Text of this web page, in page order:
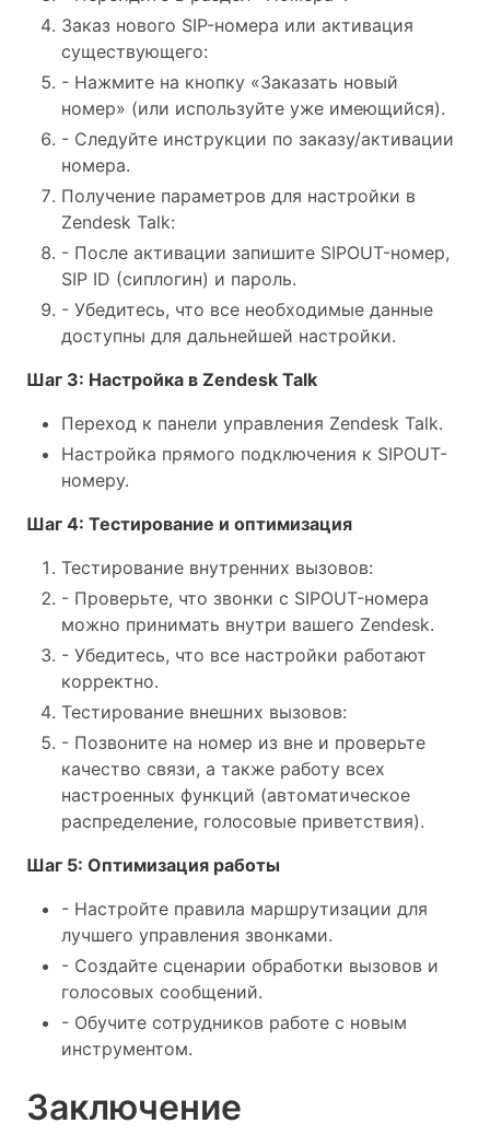
Заказ нового SIP-номера или активация
существующего:
- Нажмите на кнопку «Заказать новый
номер» (или используйте уже имеющийся).
- Следуйте инструкции по заказу/активации
номера.
Получение параметров для настройки в
Zendesk Talk:
- После активации запишите SIPOUT-номер,
SIP ID (сиплогин) и пароль.
- Убедитесь, что все необходимые данные
доступны для дальнейшей настройки.
Шаг 3: Настройка в Zendesk Talk
Переход к панели управления Zendesk Talk.
Настройка прямого подключения к SIPOUT-
номеру.
Шаг 4: Тестирование и оптимизация
Тестирование внутренних вызовов:
- Проверьте, что звонки с SIPOUT-номера
можно принимать внутри вашего Zendesk.
- Убедитесь, что все настройки работают
корректно.
Тестирование внешних вызовов:
- Позвоните на номер из вне и проверьте
качество связи, а также работу всех
настроенных функций (автоматическое
распределение, голосовые приветствия).
Шаг 5: Оптимизация работы
- Настройте правила маршрутизации для
лучшего управления звонками.
- Создайте сценарии обработки вызовов и
голосовых сообщений.
- Обучите сотрудников работе с новым
инструментом.
Заключение